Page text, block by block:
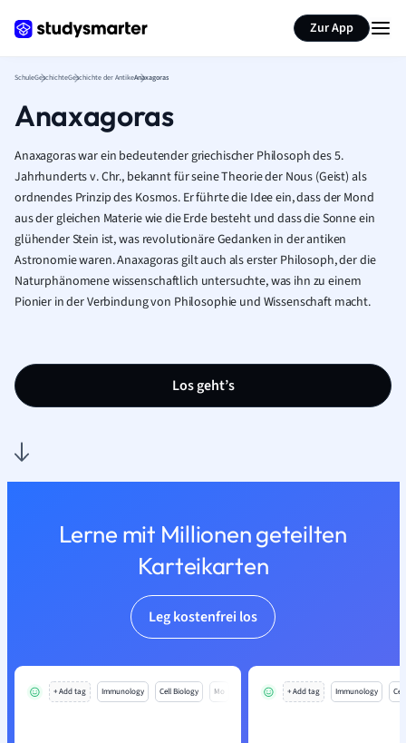
Zur App
SchuleGeschichteGeschichte der AntikeAnaxagoras
Anaxagoras
Anaxagoras war ein bedeutender griechischer Philosoph des 5.
Jahrhunderts v. Chr., bekannt für seine Theorie der Nous (Geist) als
ordnendes Prinzip des Kosmos. Er führte die Idee ein, dass der Mond
aus der gleichen Materie wie die Erde besteht und dass die Sonne ein
glühender Stein ist, was revolutionäre Gedanken in der antiken
Astronomie waren. Anaxagoras gilt auch als erster Philosoph, der die
Naturphänomene wissenschaftlich untersuchte, was ihn zu einem
Pionier in der Verbindung von Philosophie und Wissenschaft macht.
Los geht’s
Lerne mit Millionen geteilten
Karteikarten
Leg kostenfrei los
+ Add tag Immunology Cell Biology Mo + Add tag Immunology
Seite zusammenfassen